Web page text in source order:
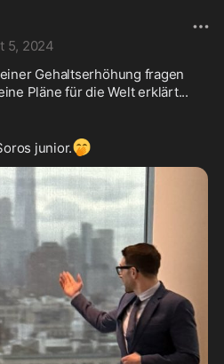
5, 2024
Gehaltserhöhung fragen
Pläne für die Welt erklärt...
junior.🤭